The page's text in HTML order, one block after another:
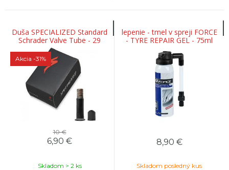
Duša SPECIALIZED Standard
Schrader Valve Tube - 29
Akcia -31%
10 €
6,90 €
Skladom > 2 ks
lepenie - tmel v spreji FORCE
- TYRE REPAIR GEL - 75ml
8,90 €
Skladom posledný kus